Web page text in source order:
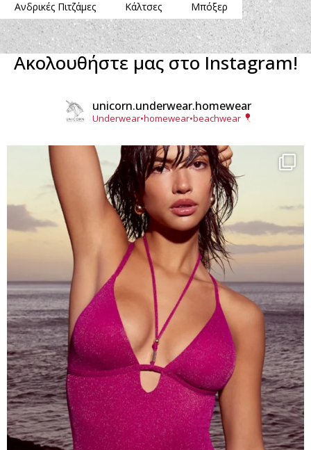
Ανδρικές Πιτζάμες Κάλτσες Μπόξερ
Ακολουθήστε μας στο Instagram!
unicorn.underwear.homewear
Underwear•homewear•beachwear